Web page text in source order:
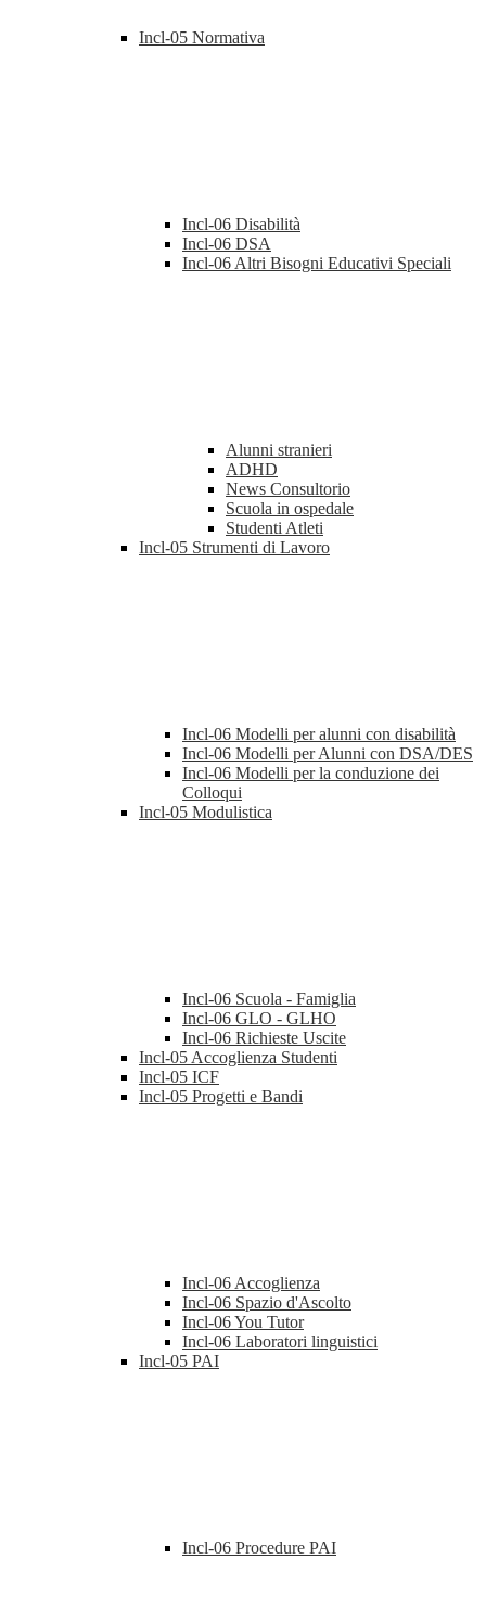
Incl-05 Normativa
Incl-06 Disabilità
Incl-06 DSA
Incl-06 Altri Bisogni Educativi Speciali
Alunni stranieri
ADHD
News Consultorio
Scuola in ospedale
Studenti Atleti
Incl-05 Strumenti di Lavoro
Incl-06 Modelli per alunni con disabilità
Incl-06 Modelli per Alunni con DSA/DES
Incl-06 Modelli per la conduzione dei
Colloqui
Incl-05 Modulistica
Incl-06 Scuola - Famiglia
Incl-06 GLO - GLHO
Incl-06 Richieste Uscite
Incl-05 Accoglienza Studenti
Incl-05 ICF
Incl-05 Progetti e Bandi
Incl-06 Accoglienza
Incl-06 Spazio d'Ascolto
Incl-06 You Tutor
Incl-06 Laboratori linguistici
Incl-05 PAI
Incl-06 Procedure PAI